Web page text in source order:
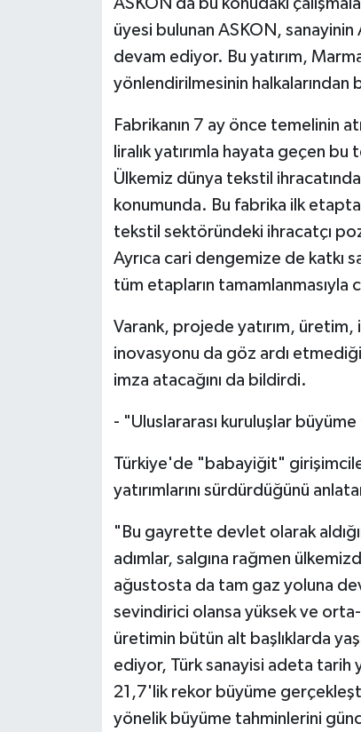
ASKON da bu konudaki
üyesi bulunan ASKON, sanayinin
devam ediyor. Bu yatırım,
yönlendirilmesinin
Fabrikanın 7 ay önce temelinin
liralık yatırımla hayata geçen
Ülkemiz dünya tekstil
konumunda. Bu fabrika ilk
tekstil sektöründeki ihracatçı
Ayrıca cari dengemize de katkı
tüm etapların tamamlanmasıyla
Varank, projede yatırım,
inovasyonu da göz ardı
imza atacağını da bildirdi.
- "Uluslararası kuruluşlar
Türkiye'de "babayiğit"
yatırımlarını sürdürdüğünü
"Bu gayrette devlet olarak
adımlar, salgına rağmen
ağustosta da tam gaz yoluna
sevindirici olansa yüksek ve
üretimin bütün alt başlıklarda
ediyor, Türk sanayisi adeta tarih
21,7'lik rekor büyüme
yönelik büyüme tahminlerini